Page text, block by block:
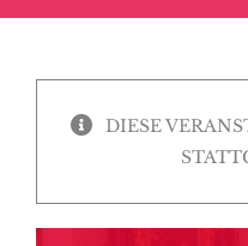
DIESE